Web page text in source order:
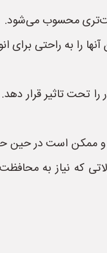
محسوب می‌شود.
را به راحتی برای
تحت تاثیر قرار
و ممکن است در حین
که نیاز به